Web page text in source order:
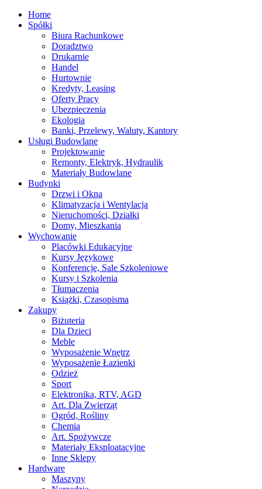
Home
Spółki
Biura Rachunkowe
Doradztwo
Drukarnie
Handel
Hurtownie
Kredyty, Leasing
Oferty Pracy
Ubezpieczenia
Ekologia
Banki, Przelewy, Waluty, Kantory
Usługi Budowlane
Projektowanie
Remonty, Elektryk, Hydraulik
Materiały Budowlane
Budynki
Drzwi i Okna
Klimatyzacja i Wentylacja
Nieruchomości, Działki
Domy, Mieszkania
Wychowanie
Placówki Edukacyjne
Kursy Językowe
Konferencje, Sale Szkoleniowe
Kursy i Szkolenia
Tłumaczenia
Książki, Czasopisma
Zakupy
Biżuteria
Dla Dzieci
Meble
Wyposażenie Wnętrz
Wyposażenie Łazienki
Odzież
Sport
Elektronika, RTV, AGD
Art. Dla Zwierząt
Ogród, Rośliny
Chemia
Art. Spożywcze
Materiały Eksploatacyjne
Inne Sklepy
Hardware
Maszyny